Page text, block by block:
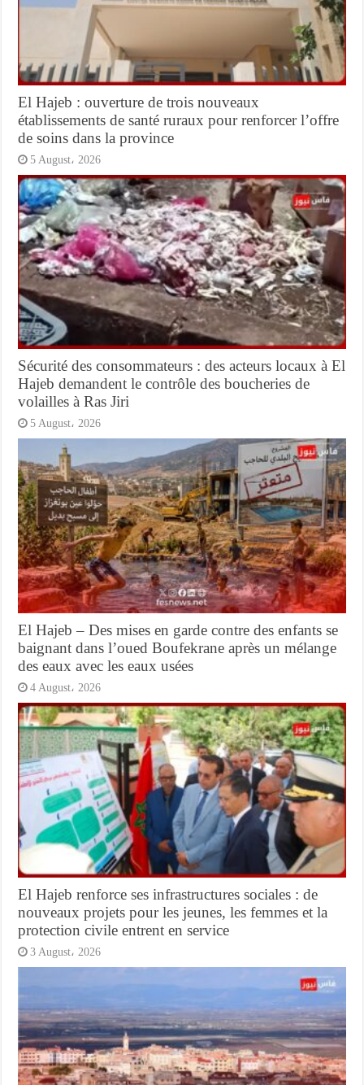
El Hajeb : ouverture de trois nouveaux
établissements de santé ruraux pour renforcer l’offre
de soins dans la province
5 August، 2026
Sécurité des consommateurs : des acteurs locaux à El
Hajeb demandent le contrôle des boucheries de
volailles à Ras Jiri
5 August، 2026
El Hajeb – Des mises en garde contre des enfants se
baignant dans l’oued Boufekrane après un mélange
des eaux avec les eaux usées
4 August، 2026
El Hajeb renforce ses infrastructures sociales : de
nouveaux projets pour les jeunes, les femmes et la
protection civile entrent en service
3 August، 2026